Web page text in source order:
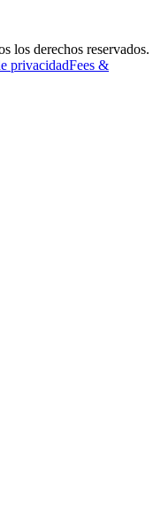
los derechos reservados.
privacidadFees &